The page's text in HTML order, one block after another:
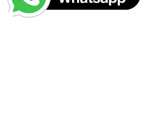
د.إ10.00.
د.إ5.00.